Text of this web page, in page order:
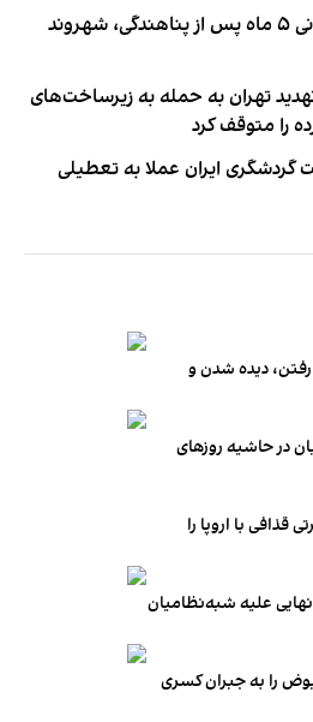
دو فوتبالیست زن ایرانی ۵ ماه پس از پناهندگی، شهروند
تهران به حمله به زیرساخت‌های
را متوقف کرد
ایران عملا به تعطیلی
رفتن، دیده شدن و
در حاشیه روزهای
با اروپا را
علیه شبه‌نظامیان
را به جبران کسری